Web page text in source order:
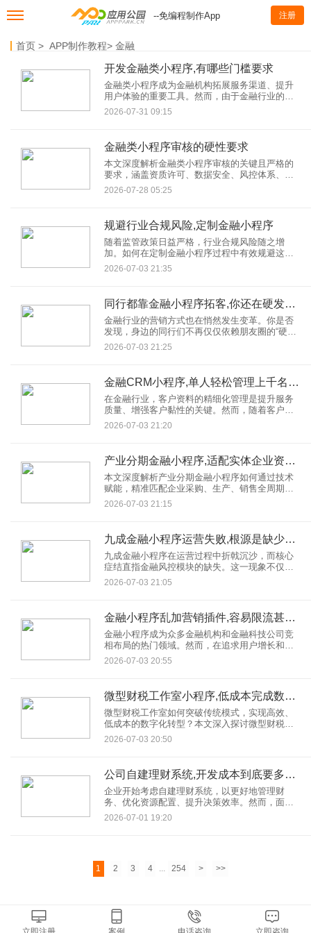
--免编程制作App 注册
首页 > APP制作教程> 金融
开发金融类小程序,有哪些门槛要求
金融类小程序成为金融机构拓展服务渠道、提升
用户体验的重要工具。然而，由于金融行业的特
殊性和敏感性，开发金融类小程序并非易事，需
2026-07-31 09:15
金融类小程序审核的硬性要求
本文深度解析金融类小程序审核的关键且严格的
要求，涵盖资质许可、数据安全、风控体系、信
息披露等关键领域，结合监管政策与平台规则，
2026-07-28 05:25
规避行业合规风险,定制金融小程序
随着监管政策日益严格，行业合规风险随之增
加。如何在定制金融小程序过程中有效规避这些
风险，确保业务稳健发展，成为企业关注焦点。
2026-07-03 21:35
同行都靠金融小程序拓客,你还在硬发朋友圈?
金融行业的营销方式也在悄然发生变革。你是否
发现，身边的同行们不再仅仅依赖朋友圈的“硬
广”来吸引客户，而是纷纷转向了一个更为高效、
2026-07-03 21:25
金融CRM小程序,单人轻松管理上千名客户资料
在金融行业，客户资料的精细化管理是提升服务
质量、增强客户黏性的关键。然而，随着客户数
量的激增，传统的手工记录或Excel管理方式已难
为金融从业者管理客户资料的得力助手。
2026-07-03 21:20
产业分期金融小程序,适配实体企业资金服务需求
本文深度解析产业分期金融小程序如何通过技术
赋能，精准匹配企业采购、生产、销售全周期资
金需求，助力企业降本增效，同时探讨其安全架
2026-07-03 21:15
九成金融小程序运营失败,根源是缺少风控模块
九成金融小程序在运营过程中折戟沉沙，而核心
症结直指金融风控模块的缺失。这一现象不仅威
胁用户资金安全，更暴露了行业合规与创新的失
2026-07-03 21:05
金融小程序乱加营销插件,容易限流甚至下架
金融小程序成为众多金融机构和金融科技公司竞
相布局的热门领域。然而，在追求用户增长和业
务拓展的同时，一些金融小程序却因违规添加金
2026-07-03 20:55
微型财税工作室小程序,低成本完成数字化转型
微型财税工作室如何突破传统模式，实现高效、
低成本的数字化转型？本文深入探讨微型财税工
作室小程序的应用价值，解析其如何助力财税行
2026-07-03 20:50
公司自建理财系统,开发成本到底要多少?
企业开始考虑自建理财系统，以更好地管理财
务、优化资源配置、提升决策效率。然而，面对
自建理财系统的开发成本，不少企业感到困惑。
2026-07-01 19:20
1 2 3 4 ... 254 > >>